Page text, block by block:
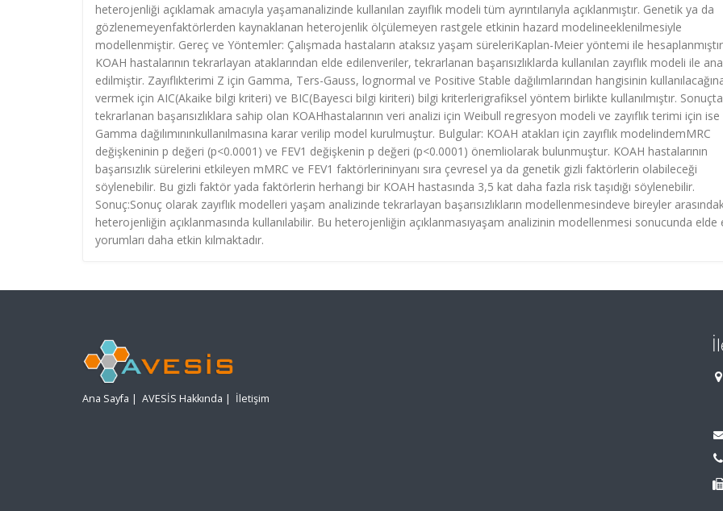
heterojenliği açıklamak amacıyla yaşamanalizinde kullanılan zayıflık modeli tüm ayrıntılarıyla açıklanmıştır. Genetik ya da
gözlenemeyenfaktörlerden kaynaklanan heterojenlik ölçülemeyen rastgele etkinin hazard modelineeklenilmesiyle
modellenmiştir. Gereç ve Yöntemler: Çalışmada hastaların ataksız yaşam süreleriKaplan-Meier yöntemi ile
KOAH hastalarının tekrarlayan ataklarından elde edilenveriler, tekrarlanan başarısızlıklarda kullanılan zayıflık modeli ile
edilmiştir. Zayıflıkterimi Z için Gamma, Ters-Gauss, lognormal ve Positive Stable dağılımlarından hangisinin
vermek için AIC(Akaike bilgi kriteri) ve BIC(Bayesci bilgi kiriteri) bilgi kriterlerigrafiksel yöntem birlikte kullanılmıştır. Sonuçta
tekrarlanan başarısızlıklara sahip olan KOAHhastalarının veri analizi için Weibull regresyon modeli ve zayıflık terimi için ise
Gamma dağılımınınkullanılmasına karar verilip model kurulmuştur. Bulgular: KOAH atakları için zayıflık modelindemMRC
değişkeninin p değeri (p<0.0001) ve FEV1 değişkenin p değeri (p<0.0001) önemliolarak bulunmuştur. KOAH hastalarının
başarısızlık sürelerini etkileyen mMRC ve FEV1 faktörlerininyanı sıra çevresel ya da genetik gizli faktörlerin olabileceği
söylenebilir. Bu gizli faktör yada faktörlerin herhangi bir KOAH hastasında 3,5 kat daha fazla risk taşıdığı söylenebilir.
Sonuç:Sonuç olarak zayıflık modelleri yaşam analizinde tekrarlayan başarısızlıkların modellenmesindeve bireyler
heterojenliğin açıklanmasında kullanılabilir. Bu heterojenliğin açıklanmasıyaşam analizinin modellenmesi sonucunda elde
yorumları daha etkin kılmaktadır.
Ana Sayfa | AVESİS Hakkında | İletişim